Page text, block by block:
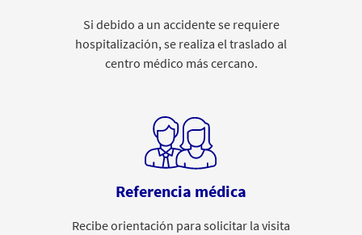
Si debido a un accidente se requiere
hospitalización, se realiza el traslado al
centro médico más cercano.
Referencia médica
Recibe orientación para solicitar la visita